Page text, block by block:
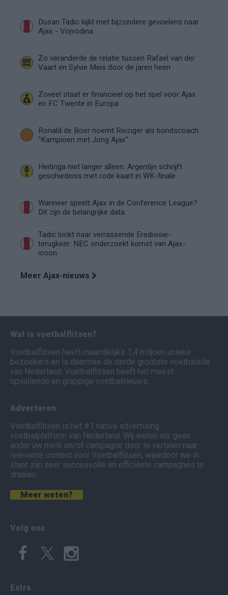
Dusan Tadic kijkt met bijzondere gevoelens naar
Ajax - Vojvodina
Zo veranderde de relatie tussen Rafael van der
Vaart en Sylvie Meis door de jaren heen
Zoveel staat er financieel op het spel voor Ajax
en FC Twente in Europa
Ronald de Boer noemt Reiziger als bondscoach:
"Kampioen met Jong Ajax"
Heitinga niet langer alleen: Argentijn schrijft
geschiedenis met rode kaart in WK-finale
Wanneer speelt Ajax in de Conference League?
Dit zijn de belangrijke data
Tadic lonkt naar verrassende Eredivisie-
terugkeer: NEC onderzoekt komst van Ajax-
icoon
Meer Ajax-nieuws
Wat is voetbalflitsen?
Voetbalflitsen heeft maandelijks 1,4 miljoen unieke
bezoekers en is daarmee de derde grootste voetbalsite
van Nederland. Voetbalflitsen heeft het meest
opvallende en grappige voetbalnieuws.
Adverteren
Voetbalflitsen is het #1 native advertising
voetbalplatform van Nederland. Wij weten als geen
ander uw merk en/of campagne door te vertalen naar
relevante content voor Voetbalflitsen, waardoor we in
staat zijn zeer succesvolle en efficiënte campagnes te
draaien.
Meer weten?
Volg ons
Extra